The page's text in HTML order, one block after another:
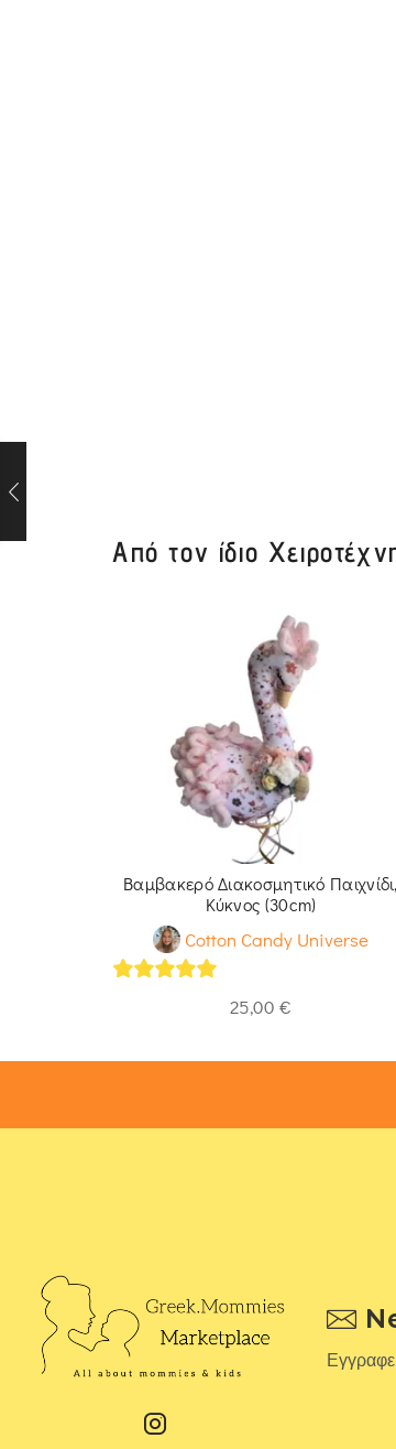
Από τον ίδιο
Βαμβακερό Διακοσμητικό Παιχνίδι,
Κύκνος (30cm)
Cotton Candy Universe
25,00 €